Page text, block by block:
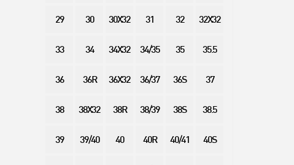
29 30 30X32 31 32 32X32
33 34 34X32 34/35 35 35.5
36 36R 36X32 36/37 36S 37
38 38X32 38R 38/39 38S 38.5
39 39/40 40 40R 40/41 40S